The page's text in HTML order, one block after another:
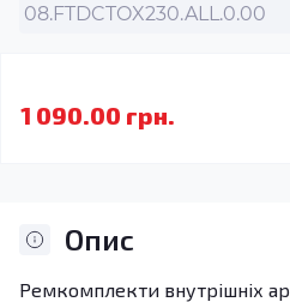
08.FTDCTOX230.ALL.0.00
1 090.00 грн.
Опис
Ремкомплекти внутрішніх